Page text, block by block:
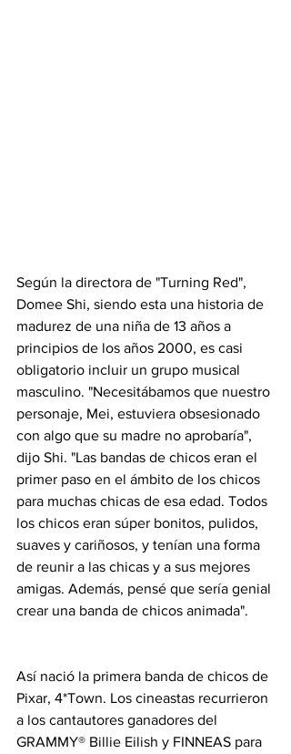
Según la directora de "Turning Red",
Domee Shi, siendo esta una historia de
madurez de una niña de 13 años a
principios de los años 2000, es casi
obligatorio incluir un grupo musical
masculino. "Necesitábamos que nuestro
personaje, Mei, estuviera obsesionado
con algo que su madre no aprobaría",
dijo Shi. "Las bandas de chicos eran el
primer paso en el ámbito de los chicos
para muchas chicas de esa edad. Todos
los chicos eran súper bonitos, pulidos,
suaves y cariñosos, y tenían una forma
de reunir a las chicas y a sus mejores
amigas. Además, pensé que sería genial
crear una banda de chicos animada".
Así nació la primera banda de chicos de
Pixar, 4*Town. Los cineastas recurrieron
a los cantautores ganadores del
GRAMMY® Billie Eilish y FINNEAS para